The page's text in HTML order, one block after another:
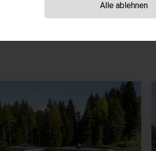
gefunden?
Alle ablehnen